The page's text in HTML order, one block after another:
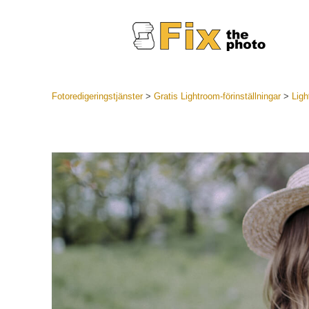
Best
Mobila
Fotoredigeringstjänster> Gratis Lightroom-förinställningar>